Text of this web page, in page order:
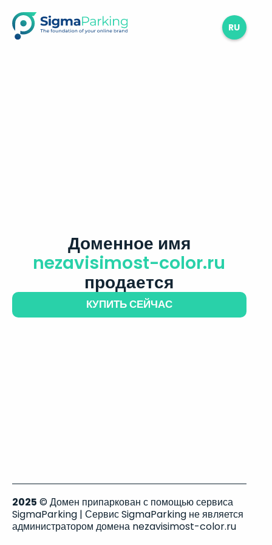
RU
Доменное имя
nezavisimost-color.ru
продается
КУПИТЬ СЕЙЧАС
2025 © Домен припаркован с помощью сервиса
SigmaParking | Сервис SigmaParking не является
администратором домена nezavisimost-color.ru